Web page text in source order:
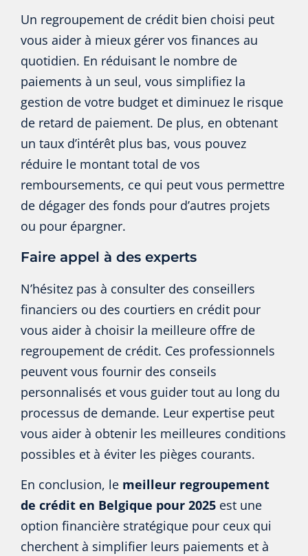
Un regroupement de crédit bien choisi peut
vous aider à mieux gérer vos finances au
quotidien. En réduisant le nombre de
paiements à un seul, vous simplifiez la
gestion de votre budget et diminuez le risque
de retard de paiement. De plus, en obtenant
un taux d’intérêt plus bas, vous pouvez
réduire le montant total de vos
remboursements, ce qui peut vous permettre
de dégager des fonds pour d’autres projets
ou pour épargner.
Faire appel à des experts
N’hésitez pas à consulter des conseillers
financiers ou des courtiers en crédit pour
vous aider à choisir la meilleure offre de
regroupement de crédit. Ces professionnels
peuvent vous fournir des conseils
personnalisés et vous guider tout au long du
processus de demande. Leur expertise peut
vous aider à obtenir les meilleures conditions
possibles et à éviter les pièges courants.
En conclusion, le meilleur regroupement
de crédit en Belgique pour 2025 est une
option financière stratégique pour ceux qui
cherchent à simplifier leurs paiements et à